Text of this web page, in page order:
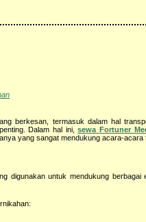
berkesan, termasuk dalam hal
Dalam hal ini,sewa Fortuner
yang sangat mendukung acara-acara
digunakan untuk mendukung